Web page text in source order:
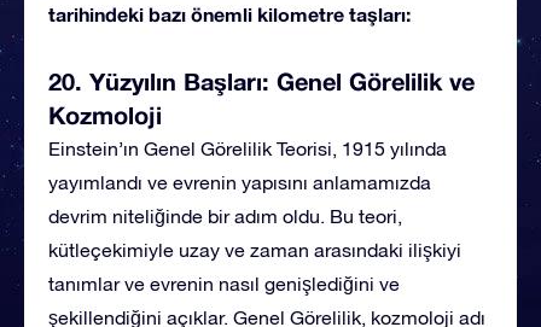
tarihindeki bazı önemli kilometre taşları:
20. Yüzyılın Başları: Genel Görelilik ve
Kozmoloji
Einstein’ın Genel Görelilik Teorisi, 1915 yılında
yayımlandı ve evrenin yapısını anlamamızda
devrim niteliğinde bir adım oldu. Bu teori,
kütleçekimiyle uzay ve zaman arasındaki ilişkiyi
tanımlar ve evrenin nasıl genişlediğini ve
şekillendiğini açıklar. Genel Görelilik, kozmoloji adı